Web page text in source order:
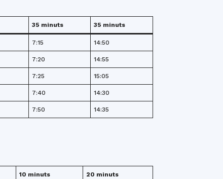
35 minuts 35 minuts
7:15 14:50
7:20 14:55
7:25 15:05
7:40 14:30
7:50 14:35
10 minuts 20 minuts